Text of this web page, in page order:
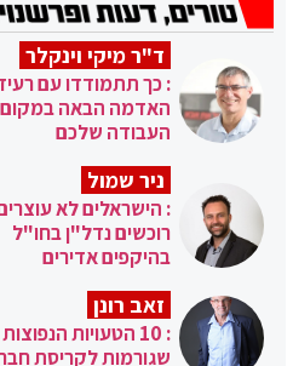
ד"ר מיקי וינקלר
: כך תתמודדו עם
האדמה הבאה במקום
העבודה שלכם
ניר שמול
: הישראלים לא
רוכשים נדל"ן בחו"ל
בהיקפים אדירים
זאב רונן
: 10 הטעויות הנפוצות
שגורמות לקריסת